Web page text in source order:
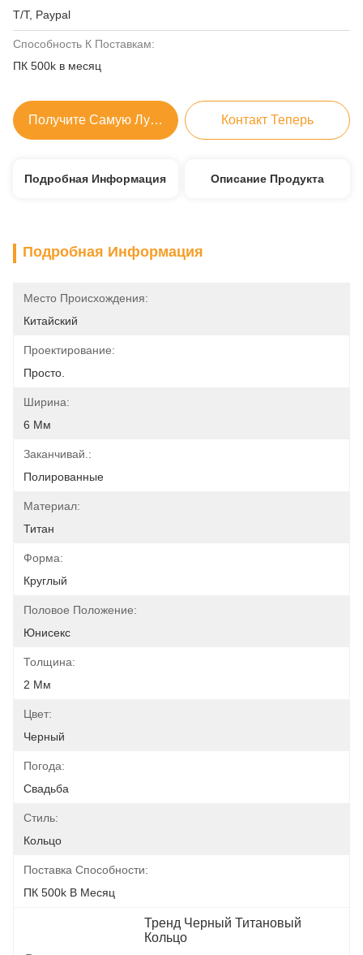
T/T, Paypal
Способность К Поставкам:
ПК 500k в месяц
Получите Самую Лучшую Цену Контакт Теперь
Подробная Информация Описание Продукта
Подробная Информация
Место Происхождения:
Китайский
Проектирование:
Просто.
Ширина:
6 Мм
Заканчивай.:
Полированные
Материал:
Титан
Форма:
Круглый
Половое Положение:
Юнисекс
Толщина:
2 Мм
Цвет:
Черный
Погода:
Свадьба
Стиль:
Кольцо
Поставка Способности:
ПК 500k В Месяц
Тренд Черный Титановый
Кольцо